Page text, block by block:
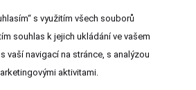
1805-3408
s využitím všech souborů
souhlas k jejich ukládání ve vašem
vaší navigací na stránce, s analýzou
aktivitami.